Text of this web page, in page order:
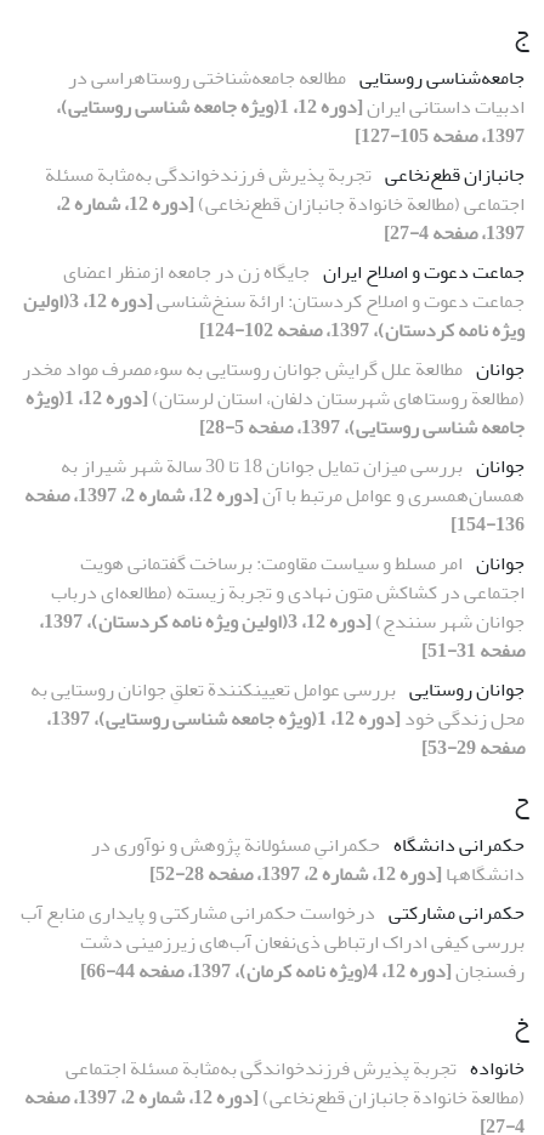
ج
جامعه‌شناسی روستایی مطالعه جامعه‌شناختی روستاهراسی در
ادبیات داستانی ایران
[دوره 12، 1(ویژه جامعه شناسی روستایی)،
1397، صفحه 105-127]
جانبازان قطع‌نخاعی تجربة پذیرش فرزندخواندگی به‌مثابة مسئلة
اجتماعی (مطالعة خانوادة جانبازان قطع‌نخاعی)
[دوره 12، شماره 2،
1397، صفحه 4-27]
جماعت دعوت و اصلاح ایران جایگاه زن در جامعه ازمنظر اعضای
جماعت دعوت و اصلاح کردستان: ارائة سنخ‌شناسی
[دوره 12، 3(اولین
ویژه نامه کردستان)، 1397، صفحه 102-124]
جوانان مطالعة علل گرایش جوانان روستایی به سوءمصرف مواد مخدر
(مطالعة روستاهای شهرستان دلفان، استان لرستان)
[دوره 12، 1(ویژه
جامعه شناسی روستایی)، 1397، صفحه 5-28]
جوانان
بررسی میزان تمایل جوانان 18 تا 30 سالة شهر شیراز به
همسان‌همسری و عوامل مرتبط با آن
[دوره 12، شماره 2، 1397، صفحه
136-154]
جوانان امر مسلط و سیاست مقاومت: برساخت گفتمانی هویت
اجتماعی در کشاکش متون نهادی و تجربة زیسته‌ (مطالعه‌ای درباب
جوانان شهر سنندج)
[دوره 12، 3(اولین ویژه نامه کردستان)، 1397،
صفحه 31-51]
جوانان روستایی بررسی عوامل تعیینکنندة تعلقِ جوانان روستایی به
محل زندگی خود
[دوره 12، 1(ویژه جامعه شناسی روستایی)، 1397،
صفحه 29-53]
ح
حکمرانی دانشگاه حکمرانیِ مسئولانة پژوهش و نوآوری در
دانشگاهها[دوره 12، شماره 2، 1397، صفحه 28-52]
حکمرانی مشارکتی درخواست حکمرانی مشارکتی و پایداری منابع آب
بررسی کیفی ادراک ارتباطی ذی‌نفعان آب‌های زیرزمینی دشت
رفسنجان[دوره 12، 4(ویژه نامه کرمان)، 1397، صفحه 44-66]
خ
خانواده تجربة پذیرش فرزندخواندگی به‌مثابة مسئلة اجتماعی
(مطالعة خانوادة جانبازان قطع‌نخاعی)
[دوره 12، شماره 2، 1397، صفحه
4-27]